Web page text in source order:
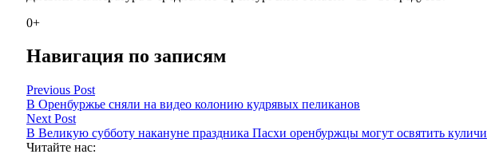
0+
Навигация по записям
Previous Post
В Оренбуржье сняли на видео колонию кудрявых пеликанов
Next Post
В Великую субботу накануне праздника Пасхи оренбуржцы могут освятить куличи
Читайте нас: